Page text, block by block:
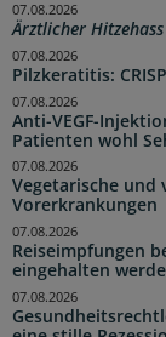
Ärztlicher Hitzehass
07.08.2026
Pilzkeratitis:
07.08.2026
Anti-VEGF-
Patienten wohl
07.08.2026
Vegetarische und
Vorerkrankungen
07.08.2026
Reiseimpfungen
eingehalten
07.08.2026
07.08.2026